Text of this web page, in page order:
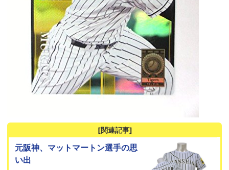
[関連記事]
元阪神、マットマートン選手の思
い出